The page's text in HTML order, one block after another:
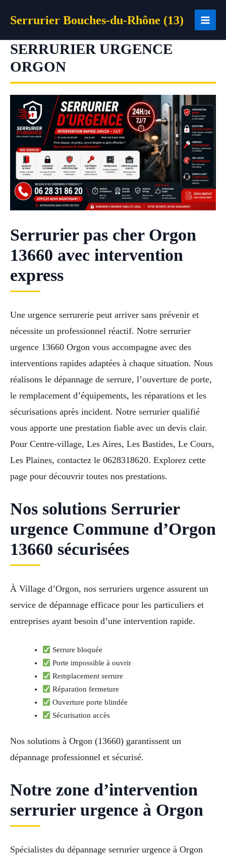
Serrurier Bouches-du-Rhône (13)
SERRURIER URGENCE
ORGON
Serrurier pas cher Orgon
13660 avec intervention
express
Une urgence serrurerie peut arriver sans prévenir et
nécessite un professionnel réactif. Notre serrurier
urgence 13660 Orgon vous accompagne avec des
interventions rapides adaptées à chaque situation. Nous
réalisons le dépannage de serrure, l’ouverture de porte,
le remplacement d’équipements, les réparations et les
sécurisations après incident. Notre serrurier qualifié
vous apporte une prestation fiable avec un devis clair.
Pour Centre-village, Les Aires, Les Bastides, Le Cours,
Les Plaines, contactez le 0628318620. Explorez cette
page pour découvrir toutes nos prestations.
Nos solutions Serrurier
urgence Commune d’Orgon
13660 sécurisées
À Village d’Orgon, nos serruriers urgence assurent un
service de dépannage efficace pour les particuliers et
entreprises ayant besoin d’une intervention rapide.
Serrure bloquée
Porte impossible à ouvrir
Remplacement serrure
Réparation fermeture
Ouverture porte blindée
Sécurisation accès
Nos solutions à Orgon (13660) garantissent un
dépannage professionnel et sécurisé.
Notre zone d’intervention
serrurier urgence à Orgon
Spécialistes du dépannage serrurier urgence à Orgon